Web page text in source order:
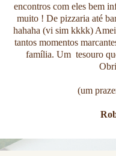
encontros com eles bem
muito ! De pizzaria até
hahaha (vi sim kkkk)
tantos momentos
família. Um tesouro
(um